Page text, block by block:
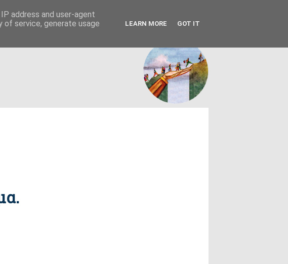
ΣΕΛΙΔΕΣ FACEBOOK
βάσεις σχέσεων θεσμών - κοινωνίας
address and user-agent
of service, generate usage
LEARN MORE GOT IT